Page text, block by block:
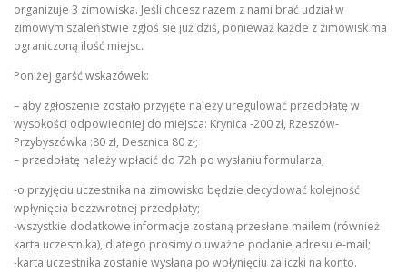
organizuje 3 zimowiska. Jeśli chcesz razem z nami brać udział w
zimowym szaleństwie zgłoś się już dziś, ponieważ każde z zimowisk ma
ograniczoną ilość miejsc.
Poniżej garść wskazówek:
– aby zgłoszenie zostało przyjęte należy uregulować przedpłatę w
wysokości odpowiedniej do miejsca: Krynica -200 zł, Rzeszów-
Przybyszówka :80 zł, Desznica 80 zł;
– przedpłatę należy wpłacić do 72h po wysłaniu formularza;
-o przyjęciu uczestnika na zimowisko będzie decydować kolejność
wpłynięcia bezzwrotnej przedpłaty;
-wszystkie dodatkowe informacje zostaną przesłane mailem (również
karta uczestnika), dlatego prosimy o uważne podanie adresu e-mail;
-karta uczestnika zostanie wysłana po wpłynięciu zaliczki na konto.